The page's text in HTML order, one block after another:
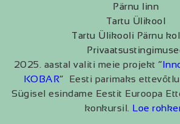
Pärnu linn
Tartu Ülikool
Tartu Ülikooli Pärnu
2025. aastal valiti meie projekt “
KOBAR” Eesti parimaks
Sügisel esindame Eestit Euroopa
konkursil. Loe